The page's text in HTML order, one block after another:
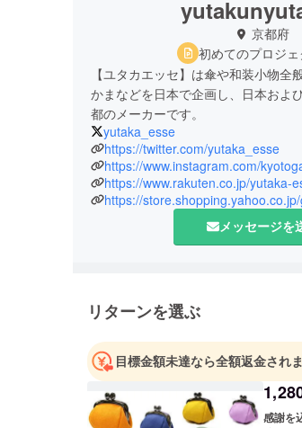
京都府
初めてのプロジ
【ユタカエッセ】は傘や和装小物全
かまなどを日本で企画し、日本およ
都のメーカーです。
yutaka_esse
https://twitter.com/yutaka_esse
https://www.instagram.com/
https://www.rakuten.co.jp/yutaka-
https://
メッセージを
リターンを選ぶ
目標金額未達なら全額返金され
感謝を